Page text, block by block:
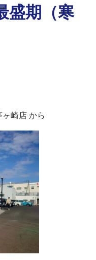
盛期（寒
崎店 から